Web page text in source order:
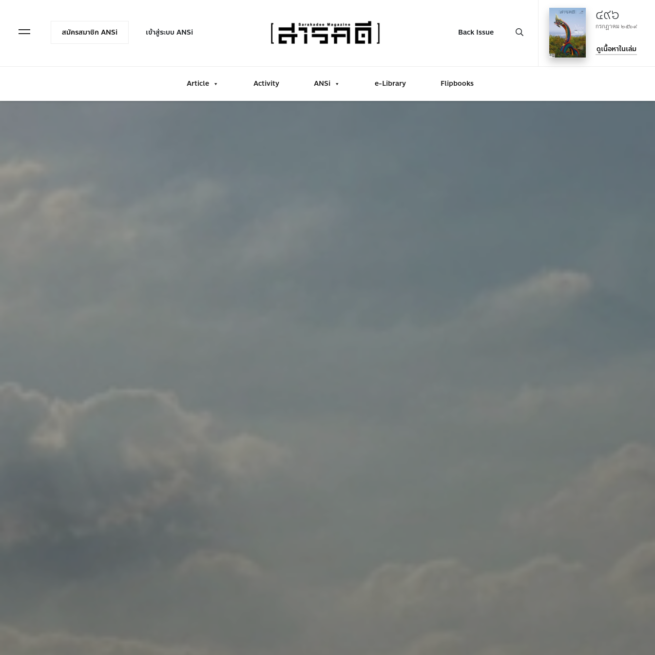
Open Menuสมัครสมาชิก ANSi เข้าสู่ระบบ ANSi Back Issue
๔๙๖
กรกฎาคม ๒๕๖๙
ดูเนื้อหาในเล่ม
Article Activity ANSi e-Library Flipbooks